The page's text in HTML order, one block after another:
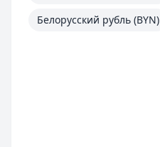
Белорусский рубль (BYN)